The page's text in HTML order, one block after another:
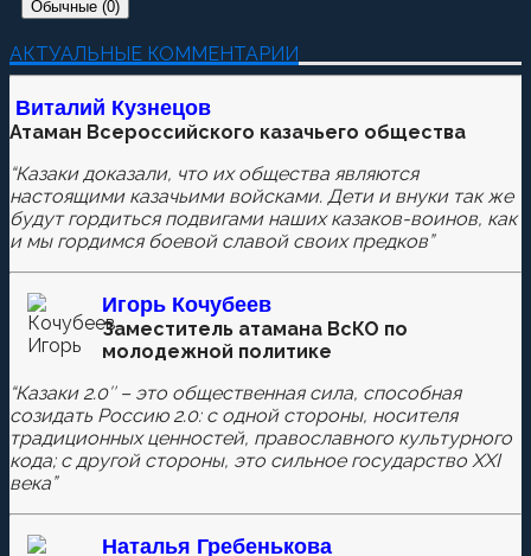
Обычные (0)
Добавить комментарий
Пока нет комментариев.
Оставьте первый комментарий.
Ваш адрес email не будет опубликован. Обязательные
поля помечены*
Комментировать
Сохранить моё имя, email и адрес сайта в этом
браузере для последующих моих комментариев.
АКТУАЛЬНЫЕ КОММЕНТАРИИ
Виталий Кузнецов
Атаман Всероссийского казачьего общества
“Казаки доказали, что их общества являются
настоящими казачьими войсками. Дети и внуки так же
будут гордиться подвигами наших казаков-воинов, как
и мы гордимся боевой славой своих предков”
Игорь Кочубеев
Заместитель атамана ВсКО по
молодежной политике
“Казаки 2.0″ – это общественная сила, способная
созидать Россию 2.0: с одной стороны, носителя
традиционных ценностей, православного культурного
кода; с другой стороны, это сильное государство XXI
века”
Наталья Гребенькова